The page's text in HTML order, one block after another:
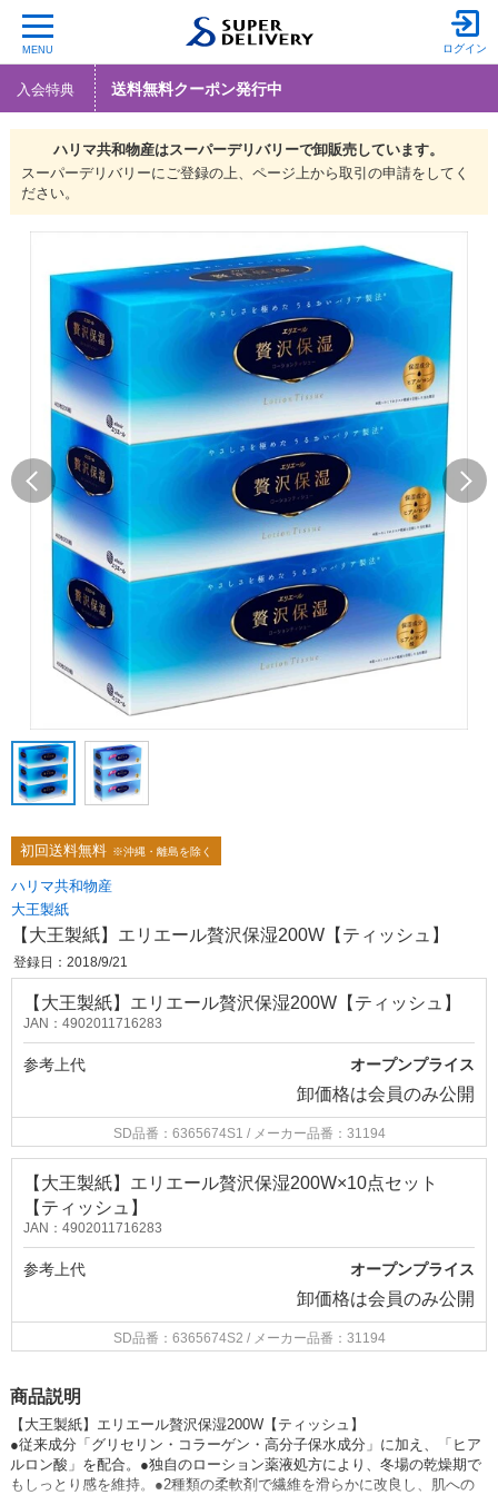
MENU ログイン
入会特典 送料無料クーポン発行中
ハリマ共和物産はスーパーデリバリーで卸販売しています。
スーパーデリバリーにご登録の上、ページ上から取引の申請をしてく
ださい。
初回送料無料 ※沖縄・離島を除く
ハリマ共和物産
大王製紙
【大王製紙】エリエール贅沢保湿200W【ティッシュ】
登録日：2018/9/21
【大王製紙】エリエール贅沢保湿200W【ティッシュ】
JAN：4902011716283
参考上代 オープンプライス
卸価格は会員のみ公開
SD品番：6365674S1 / メーカー品番：31194
【大王製紙】エリエール贅沢保湿200W×10点セット
【ティッシュ】
JAN：4902011716283
参考上代 オープンプライス
卸価格は会員のみ公開
SD品番：6365674S2 / メーカー品番：31194
商品説明
【大王製紙】エリエール贅沢保湿200W【ティッシュ】
●従来成分「グリセリン・コラーゲン・高分子保水成分」に加え、「ヒア
ルロン酸」を配合。●独自のローション薬液処方により、冬場の乾燥期で
もしっとり感を維持。●2種類の柔軟剤で繊維を滑らかに改良し、肌への